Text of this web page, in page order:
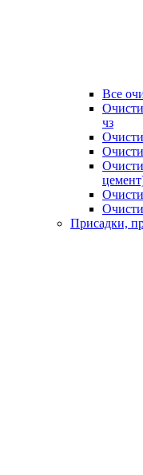
Все
чз
Присадки,